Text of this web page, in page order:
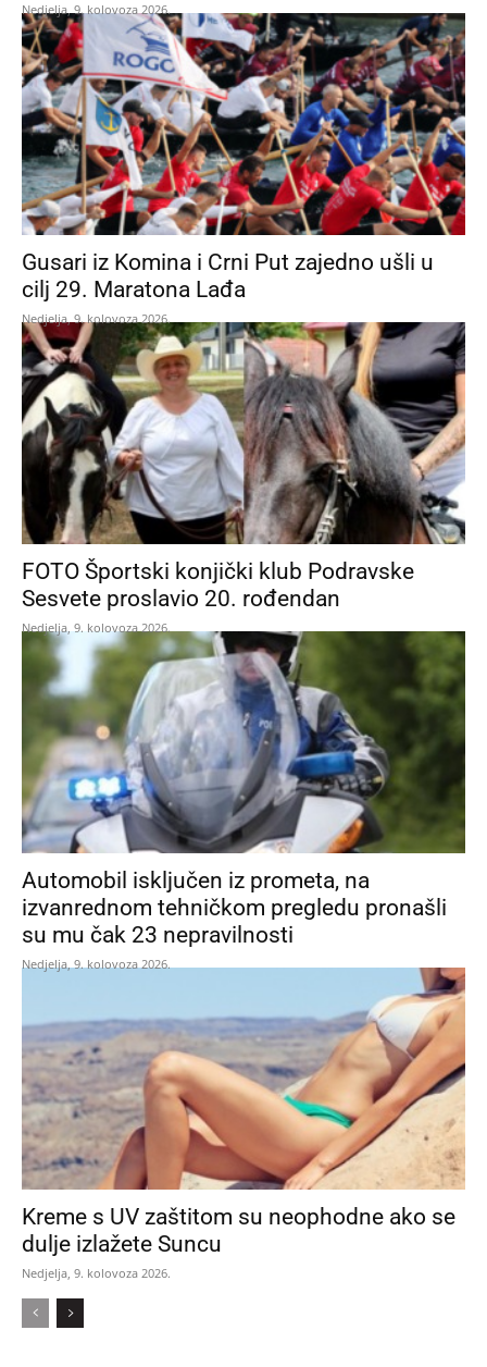
Nedjelja, 9. kolovoza 2026.
Gusari iz Komina i Crni Put zajedno ušli u
cilj 29. Maratona Lađa
Nedjelja, 9. kolovoza 2026.
FOTO Športski konjički klub Podravske
Sesvete proslavio 20. rođendan
Nedjelja, 9. kolovoza 2026.
Automobil isključen iz prometa, na
izvanrednom tehničkom pregledu pronašli
su mu čak 23 nepravilnosti
Nedjelja, 9. kolovoza 2026.
Kreme s UV zaštitom su neophodne ako se
dulje izlažete Suncu
Nedjelja, 9. kolovoza 2026.